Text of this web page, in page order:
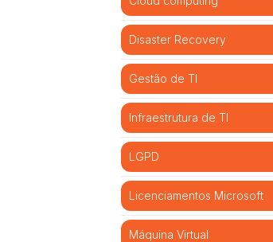
Disaster Recovery
Gestão de TI
Infraestrutura de TI
LGPD
Licenciamentos Microsoft
Máquina Virtual